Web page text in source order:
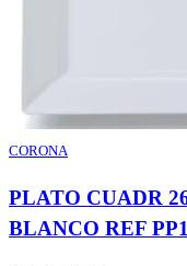
CORONA
PLATO CUADR
BLANCO REF